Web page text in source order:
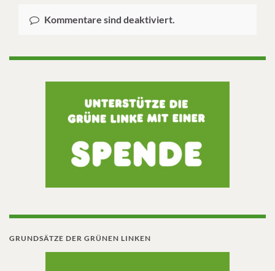
Kommentare sind deaktiviert.
GRUNDSÄTZE DER GRÜNEN LINKEN